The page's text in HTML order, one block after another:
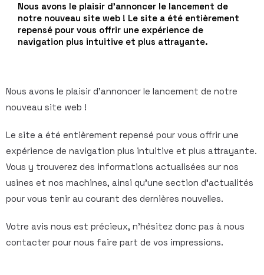
Nous avons le plaisir d'annoncer le lancement de
notre nouveau site web ! Le site a été entièrement
repensé pour vous offrir une expérience de
navigation plus intuitive et plus attrayante.
Nous avons le plaisir d’annoncer le lancement de notre
nouveau site web !
Le site a été entièrement repensé pour vous offrir une
expérience de navigation plus intuitive et plus attrayante.
Vous y trouverez des informations actualisées sur nos
usines et nos machines, ainsi qu’une section d’actualités
pour vous tenir au courant des dernières nouvelles.
Votre avis nous est précieux, n’hésitez donc pas à nous
contacter pour nous faire part de vos impressions.